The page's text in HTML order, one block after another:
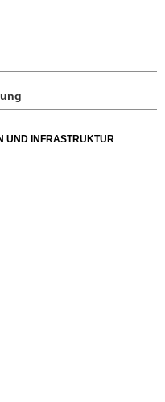
UND INFRASTRUKTUR